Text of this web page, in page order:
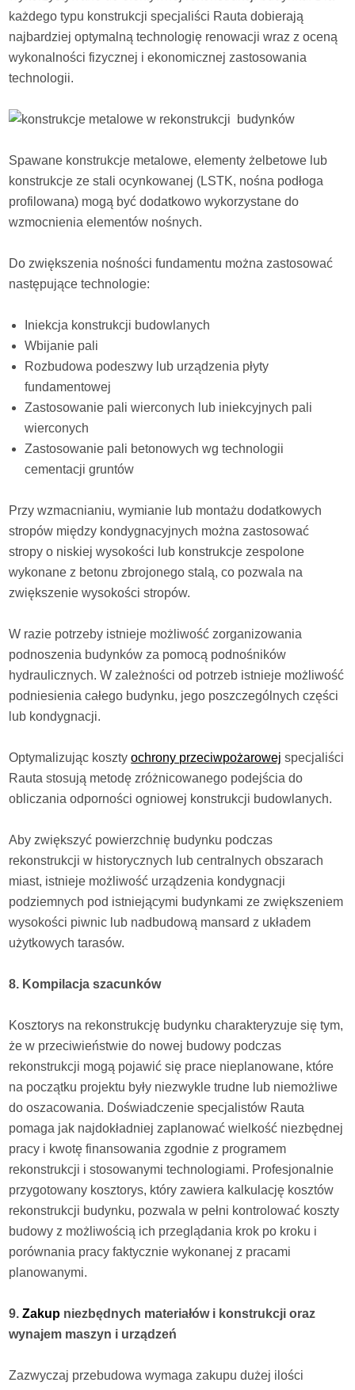
każdego typu konstrukcji specjaliści Rauta dobierają
najbardziej optymalną technologię renowacji wraz z oceną
wykonalności fizycznej i ekonomicznej zastosowania
technologii.
Spawane konstrukcje metalowe, elementy żelbetowe lub
konstrukcje ze stali ocynkowanej (LSTK, nośna podłoga
profilowana) mogą być dodatkowo wykorzystane do
wzmocnienia elementów nośnych.
Do zwiększenia nośności fundamentu można zastosować
następujące technologie:
Iniekcja konstrukcji budowlanych
Wbijanie pali
Rozbudowa podeszwy lub urządzenia płyty
fundamentowej
Zastosowanie pali wierconych lub iniekcyjnych pali
wierconych
Zastosowanie pali betonowych wg technologii
cementacji gruntów
Przy wzmacnianiu, wymianie lub montażu dodatkowych
stropów między kondygnacyjnych można zastosować
stropy o niskiej wysokości lub konstrukcje zespolone
wykonane z betonu zbrojonego stalą, co pozwala na
zwiększenie wysokości stropów.
W razie potrzeby istnieje możliwość zorganizowania
podnoszenia budynków za pomocą podnośników
hydraulicznych. W zależności od potrzeb istnieje możliwość
podniesienia całego budynku, jego poszczególnych części
lub kondygnacji.
Optymalizując kosztyochrony przeciwpożarowej specjaliści
Rauta stosują metodę zróżnicowanego podejścia do
obliczania odporności ogniowej konstrukcji budowlanych.
Aby zwiększyć powierzchnię budynku podczas
rekonstrukcji w historycznych lub centralnych obszarach
miast, istnieje możliwość urządzenia kondygnacji
podziemnych pod istniejącymi budynkami ze zwiększeniem
wysokości piwnic lub nadbudową mansard z układem
użytkowych tarasów.
8. Kompilacja szacunków
Kosztorys na rekonstrukcję budynku charakteryzuje się tym,
że w przeciwieństwie do nowej budowy podczas
rekonstrukcji mogą pojawić się prace nieplanowane, które
na początku projektu były niezwykle trudne lub niemożliwe
do oszacowania. Doświadczenie specjalistów Rauta
pomaga jak najdokładniej zaplanować wielkość niezbędnej
pracy i kwotę finansowania zgodnie z programem
rekonstrukcji i stosowanymi technologiami. Profesjonalnie
przygotowany kosztorys, który zawiera kalkulację kosztów
rekonstrukcji budynku, pozwala w pełni kontrolować koszty
budowy z możliwością ich przeglądania krok po kroku i
porównania pracy faktycznie wykonanej z pracami
planowanymi.
9.Zakup niezbędnych materiałów i konstrukcji oraz
wynajem maszyn i urządzeń
Zazwyczaj przebudowa wymaga zakupu dużej ilości